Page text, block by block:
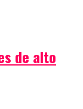
de alto